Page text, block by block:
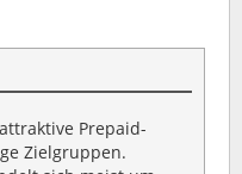
Prepaid-
Zielgruppen.